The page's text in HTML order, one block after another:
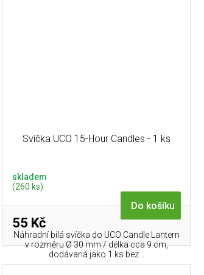
Svíčka UCO 15-Hour Candles - 1 ks
skladem
(260 ks)
55 Kč
Do košíku
Náhradní bílá svíčka do UCO Candle Lantern
v rozměru Ø 30 mm / délka cca 9 cm,
dodávaná jako 1 ks bez...